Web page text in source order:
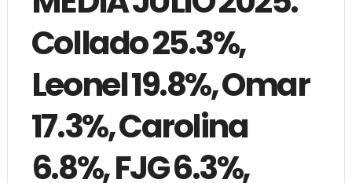
Collado 25.3%,
Leonel 19.8%, Omar
17.3%, Carolina
6.8%, FJG 6.3%,